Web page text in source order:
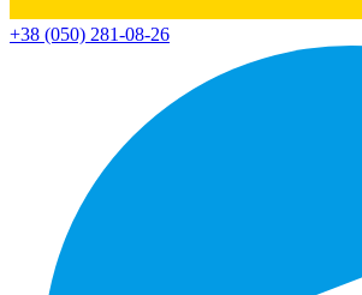
+38 (050) 281-08-26